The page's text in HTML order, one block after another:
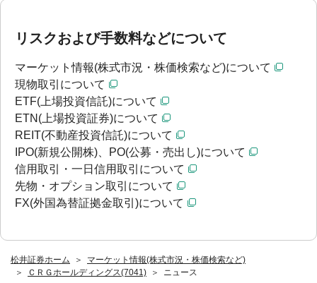
松井証券ホーム
マーケット情報(株式市況・株価検索など)
ＣＲＧホールディングス(7041)
ニュース
リスクおよび手数料などについて
マーケット情報(株式市況・株価検索など)について
現物取引について
ETF(上場投資信託)について
ETN(上場投資証券)について
REIT(不動産投資信託)について
IPO(新規公開株)、PO(公募・売出し)について
信用取引・一日信用取引について
先物・オプション取引について
FX(外国為替証拠金取引)について